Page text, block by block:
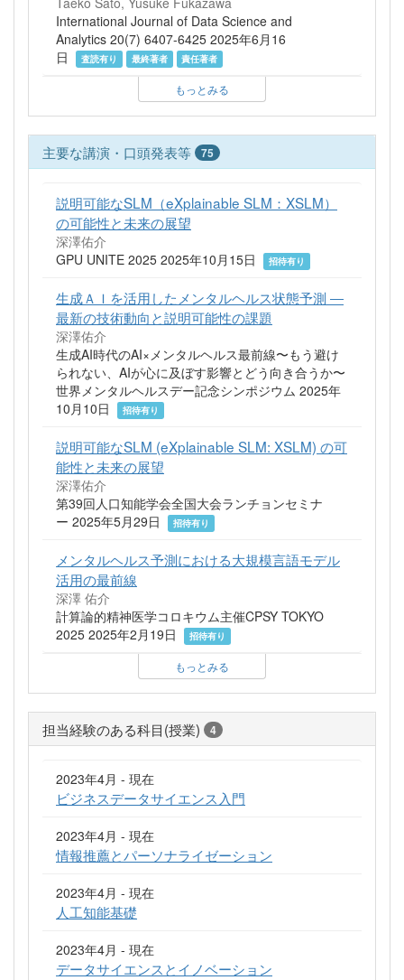
International Journal of Data Science and
Analytics 20(7) 6407-6425 2025年6月16
日
査読有り 最終著者 責任著者
もっとみる
主要な講演・口頭発表等 75
説明可能なSLM（eXplainable SLM：XSLM）
の可能性と未来の展望
深澤佑介
GPU UNITE 2025 2025年10月15日
招待有り
生成ＡＩを活用したメンタルヘルス状態予測 ―
最新の技術動向と説明可能性の課題
深澤佑介
生成AI時代のAI×メンタルヘルス最前線〜もう避け
られない、AIが心に及ぼす影響とどう向き合うか〜
世界メンタルヘルスデー記念シンポジウム 2025年
10月10日
招待有り
説明可能なSLM (eXplainable SLM: XSLM) の可
能性と未来の展望
深澤佑介
第39回人口知能学会全国大会ランチョンセミナ
ー 2025年5月29日
招待有り
メンタルヘルス予測における大規模言語モデル
活用の最前線
深澤 佑介
計算論的精神医学コロキウム主催CPSY TOKYO
2025 2025年2月19日
招待有り
もっとみる
担当経験のある科目(授業) 4
2023年4月 - 現在
ビジネスデータサイエンス入門
2023年4月 - 現在
情報推薦とパーソナライゼーション
2023年4月 - 現在
人工知能基礎
2023年4月 - 現在
データサイエンスとイノベーション